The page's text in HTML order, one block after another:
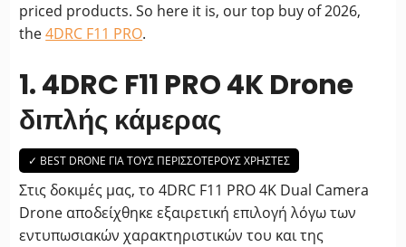
priced products. So here it is, our top buy of 2026,
the4DRC F11 PRO.
1. 4DRC F11 PRO 4K Drone
διπλής κάμερας
✓ BEST DRONE ΓΙΑ ΤΟΥΣ ΠΕΡΙΣΣΌΤΕΡΟΥΣ ΧΡΉΣΤΕΣ
Στις δοκιμές μας, το 4DRC F11 PRO 4K Dual Camera
Drone αποδείχθηκε εξαιρετική επιλογή λόγω των
εντυπωσιακών χαρακτηριστικών του και της